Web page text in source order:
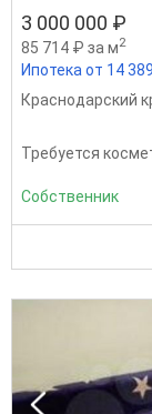
3 000 000 ₽
85 714 ₽ за м2
Ипотека от 14
Краснодарский
Требуется
Собственник